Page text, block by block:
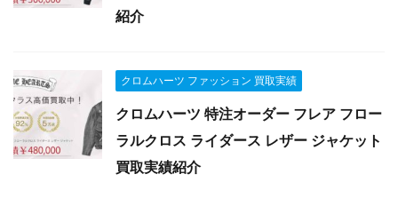
紹介
クロムハーツ ファッション 買取実績
クロムハーツ 特注オーダー フレア フロー
ラルクロス ライダース レザー ジャケット
買取実績紹介